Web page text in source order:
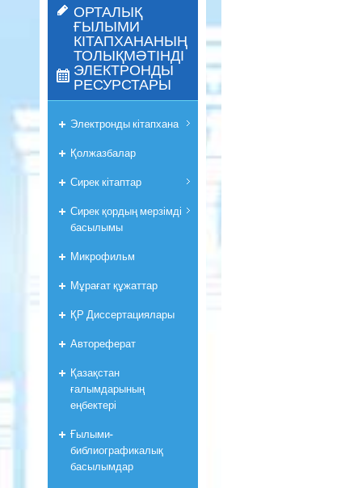
ОРТАЛЫҚ
ҒЫЛЫМИ
КІТАПХАНАНЫҢ
ТОЛЫҚМӘТІНДІ
ЭЛЕКТРОНДЫ
РЕСУРСТАРЫ
Электронды кітапхана
Қолжазбалар
Сирек кітаптар
Сирек қордың мерзімді
басылымы
Микрофильм
Мұрағат құжаттар
ҚР Диссертациялары
Автореферат
Қазақстан
ғалымдарының
еңбектері
Ғылыми-
библиографикалық
басылымдар